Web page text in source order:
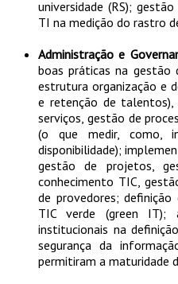
universidade (RS);
TI na medição do rastro
Administração e
boas práticas na gestão
estrutura organização e
e retenção de
serviços, gestão de
(o que medir, como,
disponibilidade);
gestão de projetos,
conhecimento TIC,
de provedores;
TIC verde (green IT);
institucionais na
segurança da
permitiram a maturidade